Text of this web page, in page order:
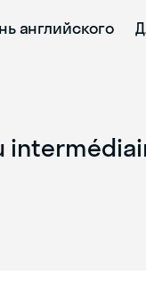
английского